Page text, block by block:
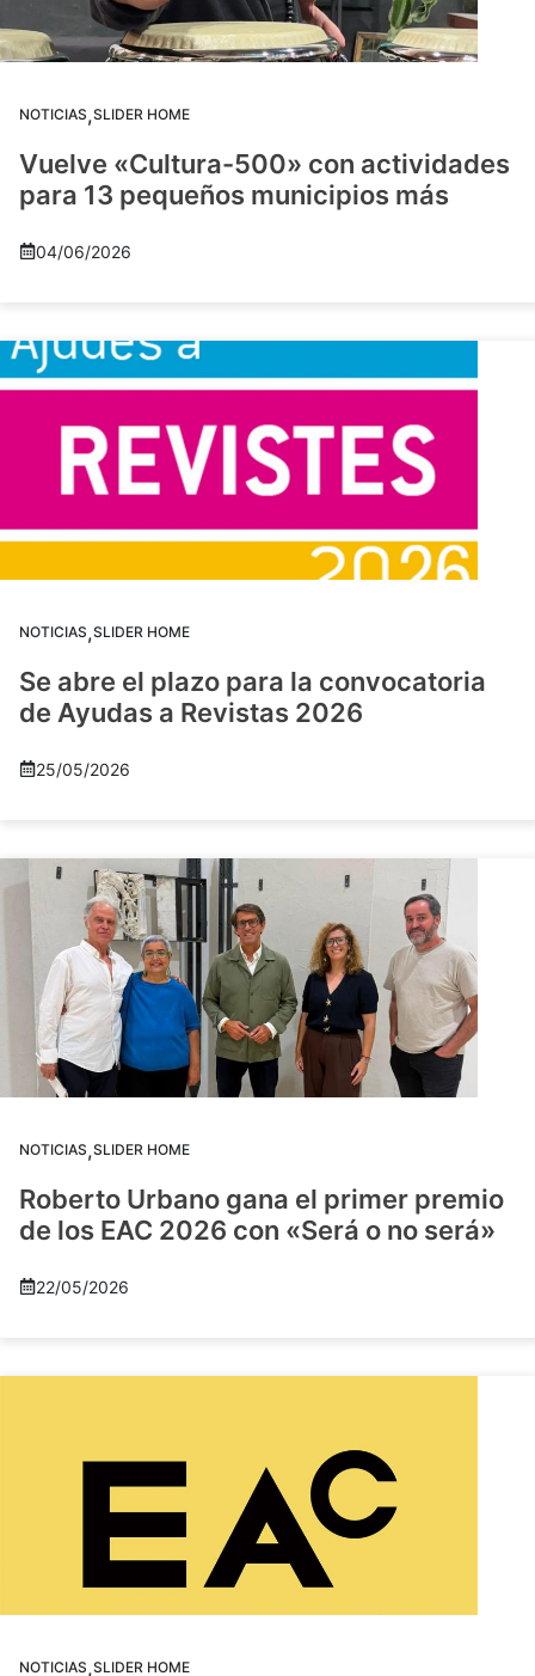
NOTICIAS,SLIDER HOME
Vuelve «Cultura-500» con actividades
para 13 pequeños municipios más
04/06/2026
NOTICIAS,SLIDER HOME
Se abre el plazo para la convocatoria
de Ayudas a Revistas 2026
25/05/2026
NOTICIAS,SLIDER HOME
Roberto Urbano gana el primer premio
de los EAC 2026 con «Será o no será»
22/05/2026
NOTICIAS,SLIDER HOME